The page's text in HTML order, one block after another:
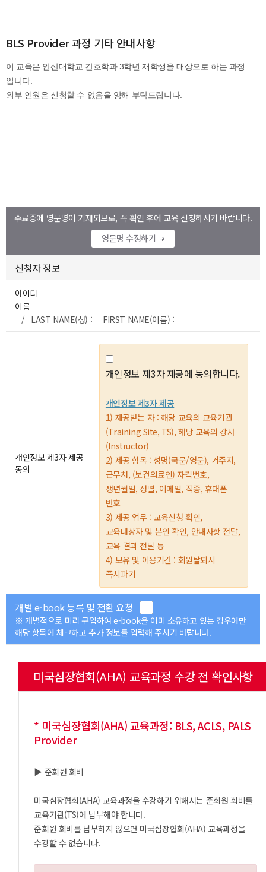
BLS Provider 과정 기타 안내사항
수료증에 영문명이 기재되므로, 꼭 확인 후에 교육 신청하시기 바랍니다.
영문명 수정하기
신청자 정보
아이디
이름
/ LAST NAME(성) : FIRST NAME(이름) :
개인정보 제3자 제공
동의
개인정보 제3자 제공에 동의합니다.
개인정보 제3자 제공
1) 제공받는 자 : 해당 교육의 교육기관
(Training Site, TS), 해당 교육의 강사
(Instructor)
2) 제공 항목 : 성명(국문/영문), 거주지,
근무처, (보건의료인) 자격번호,
생년월일, 성별, 이메일, 직종, 휴대폰
번호
3) 제공 업무 : 교육신청 확인,
교육대상자 및 본인 확인, 안내사항 전달,
교육 결과 전달 등
4) 보유 및 이용기간 : 회원탈퇴시
즉시파기
개별 e-book 등록 및 전환 요청
※ 개별적으로 미리 구입하여 e-book을 이미 소유하고 있는 경우에만
해당 항목에 체크하고 추가 정보를 입력해 주시기 바랍니다.
미국심장협회(AHA) 교육과정 수강 전 확인사항
* 미국심장협회(AHA) 교육과정: BLS, ACLS, PALS
Provider
▶ 준회원 회비
미국심장협회(AHA) 교육과정을 수강하기 위해서는 준회원 회비를
교육기관(TS)에 납부해야 합니다.
준회원 회비를 납부하지 않으면 미국심장협회(AHA) 교육과정을
수강할 수 없습니다.